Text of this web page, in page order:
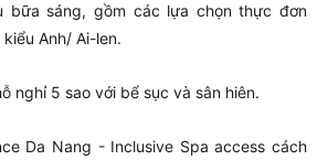
bữa sáng, gồm các lựa chọn thực đơn
Anh/ Ai-len.
nghỉ 5 sao với bể sục và sân hiên.
Da Nang - Inclusive Spa access cách